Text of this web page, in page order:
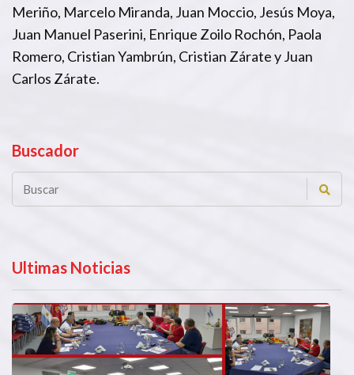
Meriño, Marcelo Miranda, Juan Moccio, Jesús Moya,
Juan Manuel Paserini, Enrique Zoilo Rochón, Paola
Romero, Cristian Yambrún, Cristian Zárate y Juan
Carlos Zárate.
Buscador
Ultimas Noticias